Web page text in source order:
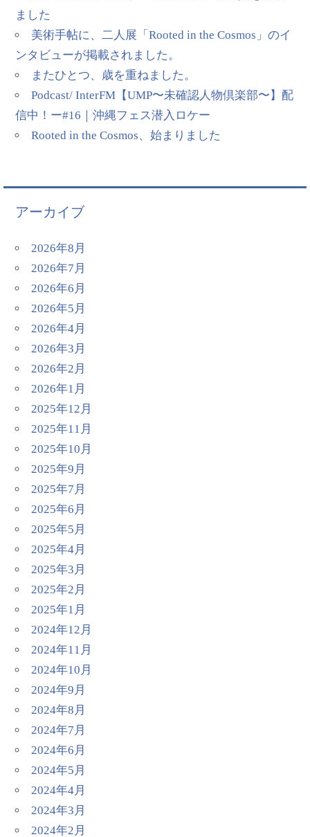
ました
美術手帖に、二人展「Rooted in the Cosmos」のイ
ンタビューが掲載されました。
またひとつ、歳を重ねました。
Podcast/ InterFM【UMP〜未確認人物倶楽部〜】配
信中！ー#16｜沖縄フェス潜入ロケー
Rooted in the Cosmos、始まりました
アーカイブ
2026年8月
2026年7月
2026年6月
2026年5月
2026年4月
2026年3月
2026年2月
2026年1月
2025年12月
2025年11月
2025年10月
2025年9月
2025年7月
2025年6月
2025年5月
2025年4月
2025年3月
2025年2月
2025年1月
2024年12月
2024年11月
2024年10月
2024年9月
2024年8月
2024年7月
2024年6月
2024年5月
2024年4月
2024年3月
2024年2月